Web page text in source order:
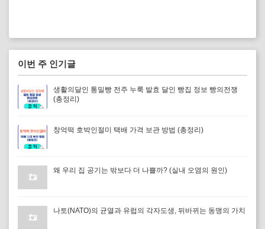
이번 주 인기글
생활의달인 통밀빵 전주 누룩 발효 달인 빵집 정보 빵의전쟁
(총정리)
창억떡 호박인절미 택배 가격 보관 방법 (총정리)
왜 우리 집 공기는 밖보다 더 나쁠까? (실내 오염의 원인)
나토(NATO)의 균열과 유럽의 각자도생, 뒤바뀌는 동맹의 가치